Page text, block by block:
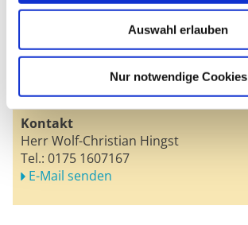
Auswahl erlauben
Nur notwendige Cookies
Ankerpunkt Hoher Fläming
Klein Glien 25
14806 Bad Belzig / Klein Glien
Zur Webseite
Kontakt
Herr Wolf-Christian Hingst
Tel.: 0175 1607167
E-Mail senden